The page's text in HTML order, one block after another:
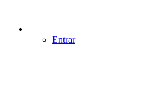
Entrar